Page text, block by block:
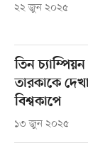
২২ জুন ২০২৫
তিন
তারকাকে
বিশ্বকাপে
১৩ জুন ২০২৫